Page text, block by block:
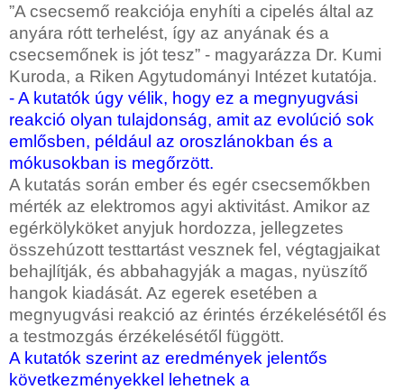
”A csecsemő reakciója enyhíti a cipelés által az
anyára rótt terhelést, így az anyának és a
csecsemőnek is jót tesz” - magyarázza Dr. Kumi
Kuroda, a Riken Agytudományi Intézet kutatója.
- A kutatók úgy vélik, hogy ez a megnyugvási
reakció olyan tulajdonság, amit az evolúció sok
emlősben, például az oroszlánokban és a
mókusokban is megőrzött.
A kutatás során ember és egér csecsemőkben
mérték az elektromos agyi aktivitást. Amikor az
egérkölyköket anyjuk hordozza, jellegzetes
összehúzott testtartást vesznek fel, végtagjaikat
behajlítják, és abbahagyják a magas, nyüszítő
hangok kiadását. Az egerek esetében a
megnyugvási reakció az érintés érzékelésétől és
a testmozgás érzékelésétől függött.
A kutatók szerint az eredmények jelentős
következményekkel lehetnek a